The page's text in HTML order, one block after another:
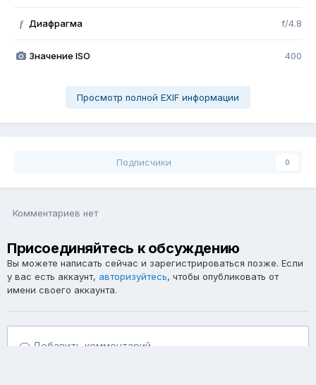
f Диафрагма f/4.8
Значение ISO 400
Просмотр полной EXIF информации
Подписчики 0
Комментариев нет
Присоединяйтесь к обсуждению
Вы можете написать сейчас и зарегистрироваться позже. Если
у вас есть аккаунт, авторизуйтесь, чтобы опубликовать от
имени своего аккаунта.
Добавить комментарий...